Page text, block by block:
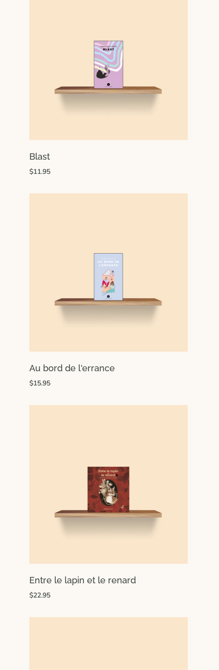
Blast
$11.95
Au bord de l'errance
$15.95
Entre le lapin et le renard
$22.95